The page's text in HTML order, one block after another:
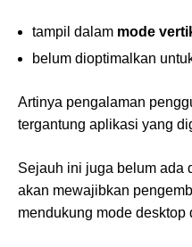
tampil dalam mode
belum dioptimalkan
Artinya pengalaman
tergantung aplikasi yang
Sejauh ini juga belum ada
akan mewajibkan
mendukung mode desktop